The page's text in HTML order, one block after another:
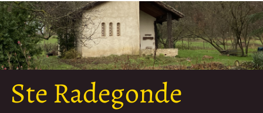
Ste Radegonde